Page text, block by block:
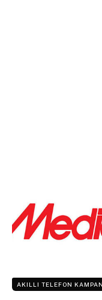
AKILLI TELEFON